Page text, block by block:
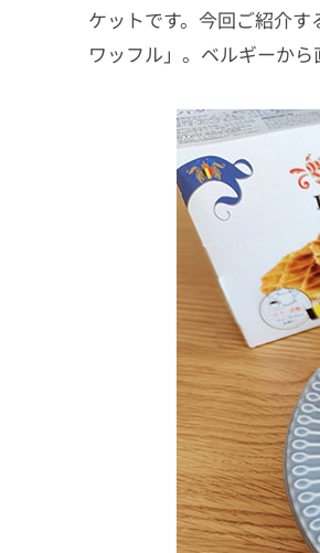
ケットです。今回ご紹介
ワッフル」。ベルギーか